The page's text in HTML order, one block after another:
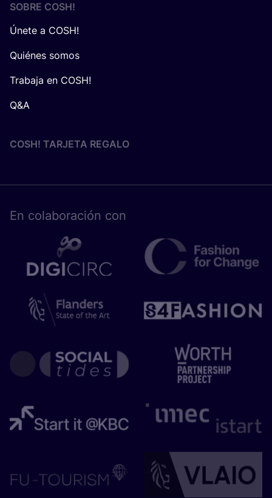
SOBRE COSH!
Únete a COSH!
Quiénes somos
Trabaja en COSH!
Q&A
COSH! TARJETA REGALO
En cola­bo­ra­ción con